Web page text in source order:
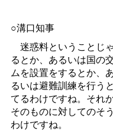
○溝口知事
迷惑料ということじ
るとか、あるいは国の
ムを設置をするとか、
るいは避難訓練を行う
てるわけですね。それ
そのものに対してのそ
わけですね。